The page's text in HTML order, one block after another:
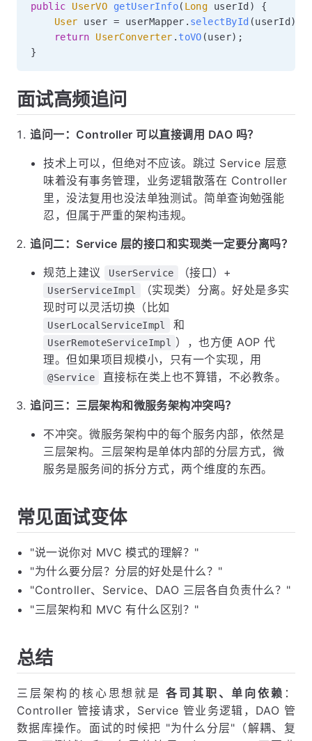
public
UserVO getUserInfo( Long userId )
{
User user = userMapper . selectById (userId )
return
UserConverter . toVO (user) ;
}
面试高频追问
追问一：Controller 可以直接调用 DAO 吗？
技术上可以，但绝对不应该。跳过 Service 层意
味着没有事务管理，业务逻辑散落在 Controller
里，没法复用也没法单独测试。简单查询勉强能
忍，但属于严重的架构违规。
追问二：Service 层的接口和实现类一定要分离吗？
规范上建议 UserService （接口）+
UserServiceImpl
（实现类）分离。好处是多实
现时可以灵活切换（比如
UserLocalServiceImpl 和
UserRemoteServiceImpl
），也方便 AOP 代
理。但如果项目规模小，只有一个实现，用
@Service 直接标在类上也不算错，不必教条。
追问三：三层架构和微服务架构冲突吗？
不冲突。微服务架构中的每个服务内部，依然是
三层架构。三层架构是单体内部的分层方式，微
服务是服务间的拆分方式，两个维度的东西。
常见面试变体
"说一说你对 MVC 模式的理解？"
"为什么要分层？分层的好处是什么？"
"Controller、Service、DAO 三层各自负责什么？"
"三层架构和 MVC 有什么区别？"
总结
三层架构的核心思想就是各司其职、单向依赖 ：
Controller 管接请求，Service 管业务逻辑，DAO 管
数据库操作。面试的时候把 "为什么分层"（解耦、复